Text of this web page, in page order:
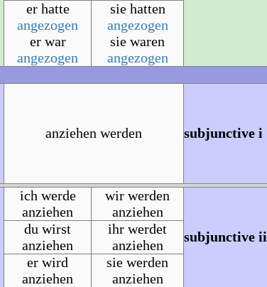
er hatte
angezogen
er war
angezogen
sie hatten
angezogen
sie waren
angezogen
anziehen werden subjunctive i
ich werde
anziehen
wir werden
anziehen
subjunctive ii
du wirst
anziehen
ihr werdet
anziehen
er wird
anziehen
sie werden
anziehen